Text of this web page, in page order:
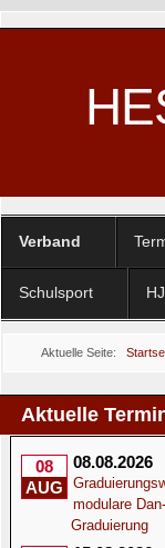
Verband
Schulsport
Aktuelle Seite:
Aktuelle
08
AUG
08.08.2026
modulare Dan-
Graduierung